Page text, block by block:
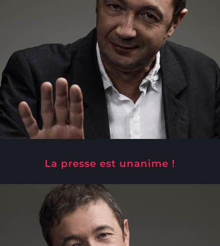
La presse est unanime !